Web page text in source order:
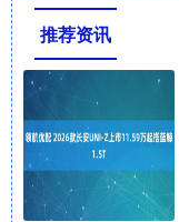
推荐资讯